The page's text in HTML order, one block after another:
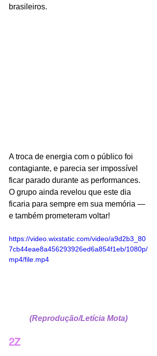
brasileiros.
A troca de energia com o público foi
contagiante, e parecia ser impossível
ficar parado durante as performances.
O grupo ainda revelou que este dia
ficaria para sempre em sua memória —
e também prometeram voltar!
https://video.wixstatic.com/video/a9d2b3_80
7cb44eae8a456293926ed6a854f1eb/1080p/
mp4/file.mp4
(Reprodução/Letícia Mota)
2Z